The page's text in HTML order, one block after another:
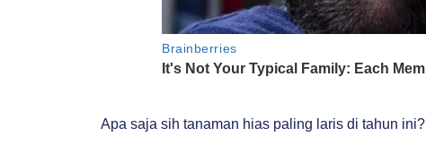
Apa saja sih tanaman hias paling laris di tahun ini?